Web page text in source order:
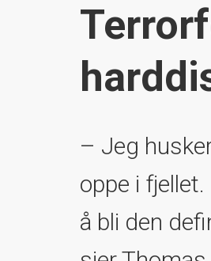
– Jeg
oppe i
å bli den